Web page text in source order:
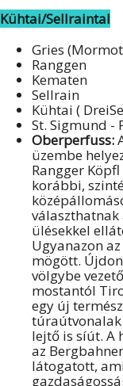
Kühtai/Sellraintal
Gries
Ranggen
Kematen
Sellrain
Kühtai (
St. Sigmund -
Oberperfuss:
üzembe
Rangger
korábbi,
választhatnak
ülésekkel
Ugyanazon
mögött.
völgybe
mostantól
egy új
túraútvonalak
lejtő is síút. A
az
látogatott,